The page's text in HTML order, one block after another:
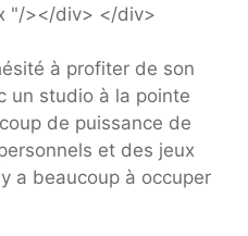
à profiter de son
un studio à la pointe
de puissance de
et des jeux
a beaucoup à occuper